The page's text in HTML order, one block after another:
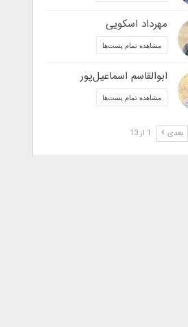
مهرداد اسکویی
مشاهده تمام پست‌ها
ابوالقاسم اسماعیل‌پور
مشاهده تمام پست‌ها
بعدی 1 از 13